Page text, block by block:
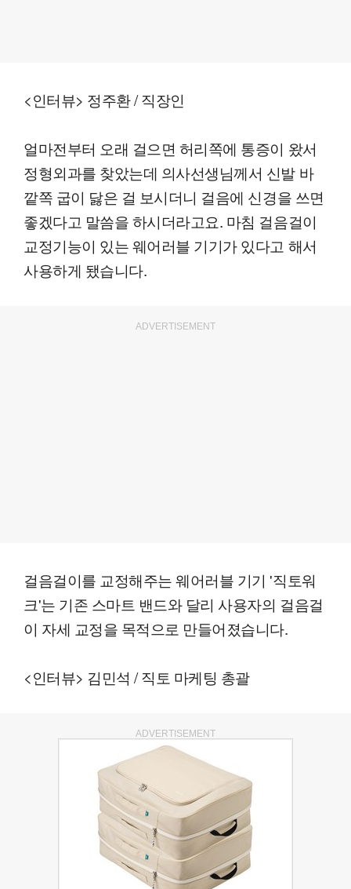
<인터뷰> 정주환 / 직장인
얼마전부터 오래 걸으면 허리쪽에 통증이 왔서
정형외과를 찾았는데 의사선생님께서 신발 바
깥쪽 굽이 닳은 걸 보시더니 걸음에 신경을 쓰면
좋겠다고 말씀을 하시더라고요. 마침 걸음걸이
교정기능이 있는 웨어러블 기기가 있다고 해서
사용하게 됐습니다.
ADVERTISEMENT
걸음걸이를 교정해주는 웨어러블 기기 '직토워
크'는 기존 스마트 밴드와 달리 사용자의 걸음걸
이 자세 교정을 목적으로 만들어졌습니다.
<인터뷰> 김민석 / 직토 마케팅 총괄
ADVERTISEMENT